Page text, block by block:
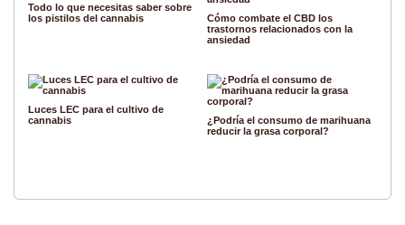
Todo lo que necesitas saber sobre
los pistilos del cannabis
Cómo combate el CBD los
trastornos relacionados con la
ansiedad
Luces LEC para el cultivo de
cannabis
¿Podría el consumo de marihuana
reducir la grasa corporal?